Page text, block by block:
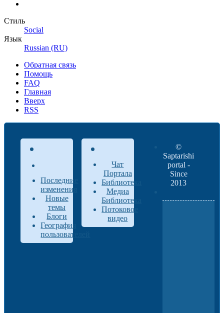
Стиль
Social
Язык
Russian (RU)
Обратная связь
Помощь
FAQ
Главная
Вверх
RSS
Последние
изменения
Новые
темы
Блоги
География
пользователей
Чат
Портала
Библиотека
Медиа
Библиотека
Потоковое
видео
©
Saptarishi
portal -
Since
2013